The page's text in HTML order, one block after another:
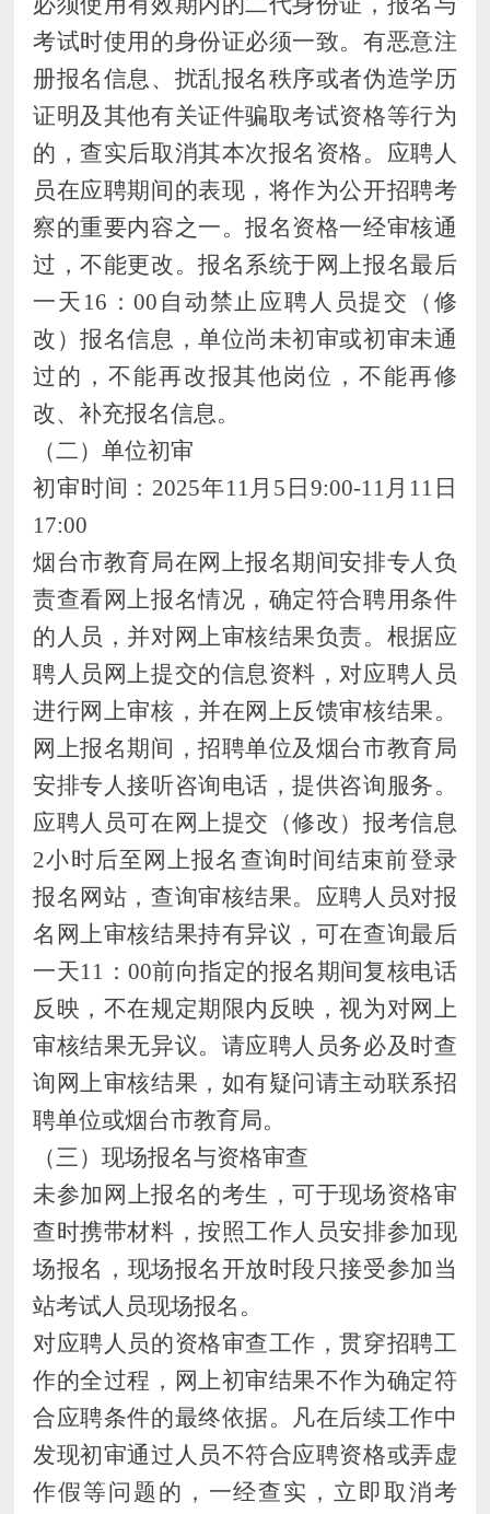
考试时使用的身份证必须一致。有恶意注
册报名信息、扰乱报名秩序或者伪造学历
证明及其他有关证件骗取考试资格等行为
的，查实后取消其本次报名资格。应聘人
员在应聘期间的表现，将作为公开招聘考
察的重要内容之一。报名资格一经审核通
过，不能更改。报名系统于网上报名最后
一天 16：00自动禁止应聘人员提交（修
改）报名信息 ，单位尚未初审或初审未通
过的，不能再改报其他岗位，不能再修
改、补充报名信息。
（二）单位初审
初审时间： 2025年11 月 5 日 9:00-11 月 11 日
1 7:00
烟台市教育局在网上报名期间安排专人负
责查看网上报名情况，确定符合聘用条件
的人员，并对网上审核结果负责。根据应
聘人员网上提交的信息资料，对应聘人员
进行网上审核，并在网上反馈审核结果。
网上报名期间，招聘单位及 烟台市教育局
安排专人接听咨询电话，提供咨询服务。
应聘人员可在网上提交（修改）报考信息
2小时后至网上报名查询时间结束前登录
报名网站，查询审核结果。应聘人员对报
名网上审核结果持有异议，可在查询最后
一天1 1 ：00前向指定的报名期间复核电话
反映，不在规定期限内反映，视为对网上
审核结果无异议。请应聘人员务必及时查
询网上审核结果，如有疑问请主动联系招
聘单位或烟台市教育局。
（三 ）现场报名与资格审查
未参加 网上报名的考生，可于现场资格审
查时携带材料，按照工作人员安排参加现
场报名，现场报名开放时段只接受参加当
站考试人员现场报名。
对应聘人员的资格审查工作，贯穿招聘工
作的全过程 ，网上初审结果不作为确定符
合应聘条件的最终依据。凡在后续工作中
发现初审通过人员不符合应聘资格或弄虚
作假等问题的，一经查实，立即取消考